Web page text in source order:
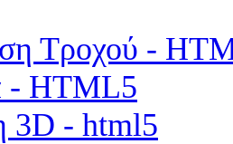
Τροχού -
- HTML5
3D - html5